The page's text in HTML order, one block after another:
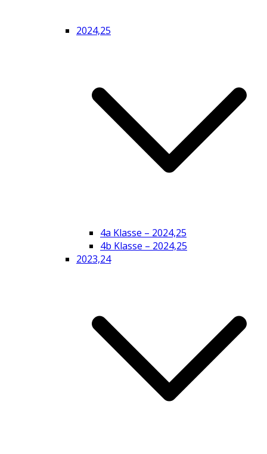
2024,25
4a Klasse – 2024,25
4b Klasse – 2024,25
2023,24